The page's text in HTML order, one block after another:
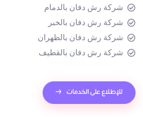
شركة رش دفان بالدمام
شركة رش دفان بالخبر
شركة رش دفان بالظهران
شركة رش دفان بالقطيف
للإطلاع على الخدمات